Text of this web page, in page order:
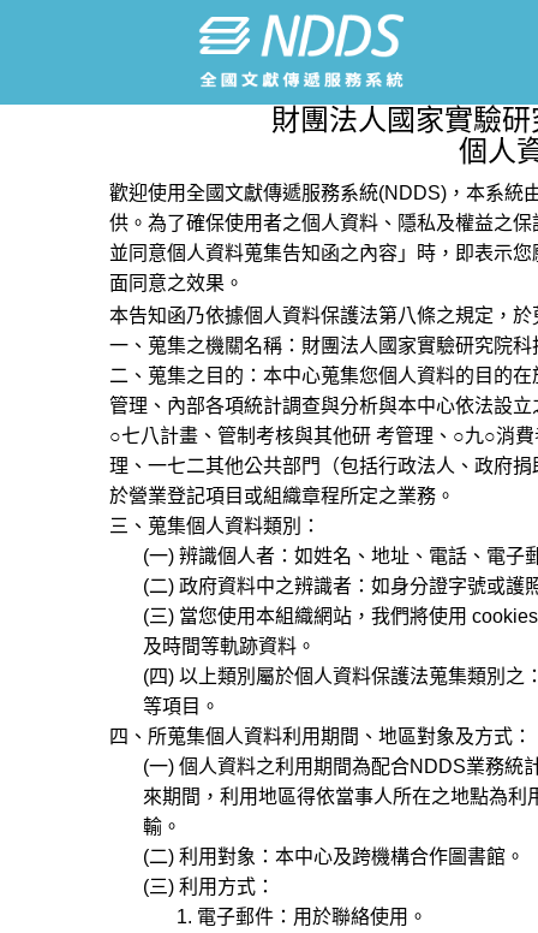
財團法人國家實驗
個人
歡迎使用全國文獻傳遞服務系統(NDDS)，本系統
供。為了確保使用者之個人資料、隱私及權益之
並同意個人資料蒐集告知函之內容」時，即表示
面同意之效果。
本告知函乃依據個人資料保護法第八條之規定，
一、蒐集之機關名稱：財團法人國家實驗研究院
二、蒐集之目的：本中心蒐集您個人資料的目的
管理、內部各項統計調查與分析與本中心依法設
○七八計畫、管制考核與其他研 考管理、○九○消
理、一七二其他公共部門（包括行政法人、政府
於營業登記項目或組織章程所定之業務。
三、蒐集個人資料類別：
(一) 辨識個人者：如姓名、地址、電話、電子
(二) 政府資料中之辨識者：如身分證字號或護
(三) 當您使用本組織網站，我們將使用 cookies
及時間等軌跡資料。
(四) 以上類別屬於個人資料保護法蒐集類別之
等項目。
四、所蒐集個人資料利用期間、地區對象及方式：
(一) 個人資料之利用期間為配合NDDS業務統
來期間，利用地區得依當事人所在之地點為利
輸。
(二) 利用對象：本中心及跨機構合作圖書館。
(三) 利用方式：
1. 電子郵件：用於聯絡使用。